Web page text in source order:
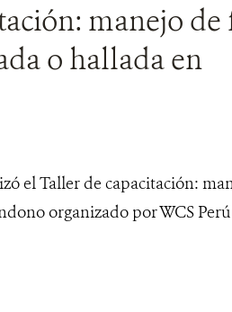
manejo de
o hallada en
el Taller de capacitación:
organizado por WCS